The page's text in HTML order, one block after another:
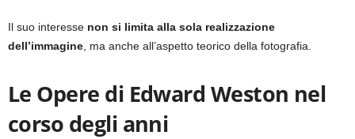
Il suo interesse non si limita alla sola realizzazione
dell’immagine , ma anche all’aspetto teorico della fotografia.
Le Opere di Edward Weston nel
corso degli anni